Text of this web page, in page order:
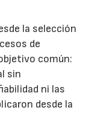
la selección
de
común:
sin
ni las
desde la